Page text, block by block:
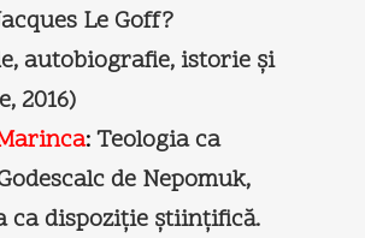
Le Goff?
autobiografie, istorie şi
2016)
:Teologia ca
de Nepomuk,
ca dispoziţie ştiinţifică.